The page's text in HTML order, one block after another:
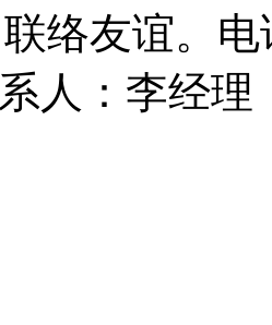
络友谊。电
人：李经理